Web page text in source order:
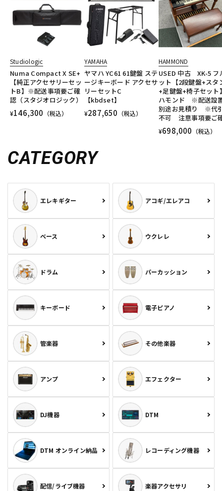
Studiologic
Numa Compact X SE+
【純正アクセサリーセッ
トB】※配送事項要ご確
認（スタジオロジック）
¥146,300 （税込）
YAMAHA
ヤマハ YC61 61鍵盤 ステ
ージキーボード アクセサ
リーセットC
【kbdset】
¥287,650 （税込）
HAMMOND
USED 中古 XK-5 フ
ット【2段鍵盤+スタ
+足鍵盤+椅子セッ
ハモンド ※配送設
別途お見積り ※代
不可 注意事項要ご
¥698,000 （税込）
CATEGORY
エレキギター アコギ/エレアコ
ベース ウクレレ
ドラム パーカッション
キーボード 電子ピアノ
管楽器 その他楽器
アンプ エフェクター
DJ機器 DTM
DTM オンライン納品 レコーディング機器
配信/ライブ機器 楽器アクセサリ